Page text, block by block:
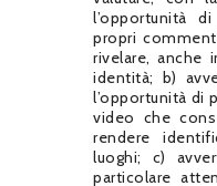
l’opportunità
propri
rivelare, anche
identità; b)
l’opportunità di
video che
rendere
luoghi; c)
particolare